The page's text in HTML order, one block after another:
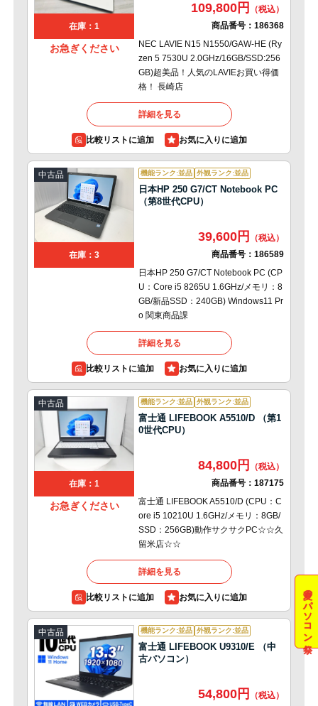
在庫：1
お急ぎください
109,800円
商品番号： 186368
NEC LAVIE N15 N1550/GAW-HE (Ry
zen 5 7530U 2.0GHz/16GB/SSD:256
GB)超美品！人気のLAVIEお買い得価
格！ 長崎店
詳細を見る
比較リストに追加
中古品
在庫：3
機能ランク:並品 外観ランク:並品
日本HP 250 G7/CT Notebook PC
（第8世代CPU）
39,600円
商品番号： 186589
日本HP 250 G7/CT Notebook PC (CP
U：Core i5 8265U 1.6GHz/メモリ：8
GB/新品SSD：240GB) Windows11 Pr
o 関東商品課
詳細を見る
比較リストに追加
中古品
在庫：1
お急ぎください
機能ランク:並品 外観ランク:並品
富士通 LIFEBOOK A5510/D （第1
0世代CPU）
84,800円
商品番号： 187175
富士通 LIFEBOOK A5510/D (CPU：C
ore i5 10210U 1.6GHz/メモリ：8GB/
SSD：256GB)動作サクサクPC☆☆久
留米店☆☆
詳細を見る
比較リストに追加
中古品 機能ランク:並品 外観ランク:並品
富士通 LIFEBOOK U9310/E （中
古パソコン）
54,800円
夏のパソコン祭